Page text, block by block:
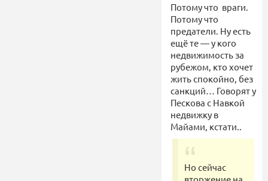
Потому что враги.
Потому что
предатели. Ну есть
ещё те — у кого
недвижимость за
рубежом, кто хочет
жить спокойно, без
санкций… Говорят у
Пескова с Навкой
недвижку в
Майами, кстати..
Но сейчас